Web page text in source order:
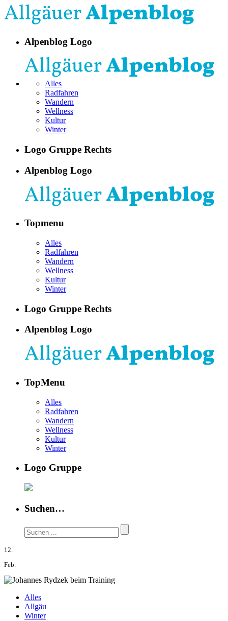
Alpenblog Logo
Alles
Radfahren
Wandern
Wellness
Kultur
Winter
Logo Gruppe Rechts
Alpenblog Logo
Topmenu
Alles
Radfahren
Wandern
Wellness
Kultur
Winter
Logo Gruppe Rechts
Alpenblog Logo
TopMenu
Alles
Radfahren
Wandern
Wellness
Kultur
Winter
Logo Gruppe
Suchen…
12.
Feb.
Alles
Allgäu
Winter